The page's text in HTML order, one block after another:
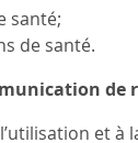
santé;
de santé.
de
et